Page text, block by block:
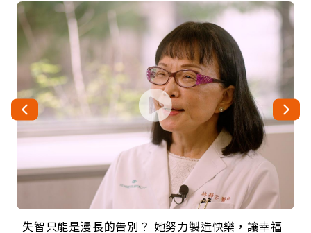
失智只能是漫長的告別？ 她努力製造快樂，讓幸福
來自剛果的巧克力神父 為台灣奉獻36年 「台灣是我
63歲卸矽谷副總、搬回台灣找快樂！「蛋黃哥小
104歲打破金氏世界紀錄 成為全球最年長羽球選
事業巔峰他選擇追夢…黑手阿伯拉小提琴還登上小